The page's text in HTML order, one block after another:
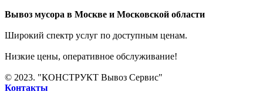
Вывоз мусора в Москве и Московской области
Широкий спектр услуг по доступным ценам.
Низкие цены, оперативное обслуживание!
© 2023. "КОНСТРУКТ Вывоз Сервис"
Контакты